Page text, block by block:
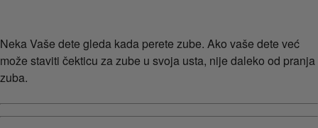
Neka Vaše dete gleda kada perete zube. Ako vaše dete već
može staviti čekticu za zube u svoja usta, nije daleko od pranja
zuba.